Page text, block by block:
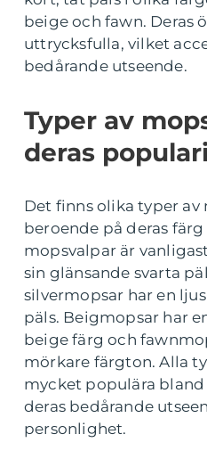
beige och fawn. Deras
uttrycksfulla, vilket
bedårande utseende.
Typer av
deras
Det finns olika typer av
beroende på deras färg
mopsvalpar är
sin glänsande svarta
silvermopsar har en
päls. Beigmopsar har
beige färg och
mörkare färgton. Alla
mycket populära
deras bedårande
personlighet.